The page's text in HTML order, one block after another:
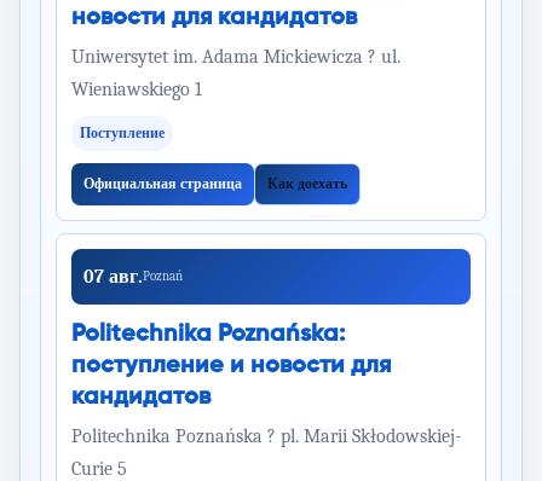
новости для кандидатов
Uniwersytet im. Adama Mickiewicza ? ul.
Wieniawskiego 1
Поступление
Официальная страница Как доехать
07 авг.Poznań
Politechnika Poznańska:
поступление и новости для
кандидатов
Politechnika Poznańska ? pl. Marii Skłodowskiej-
Curie 5